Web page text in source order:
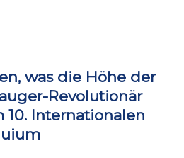
was die Höhe der
Revolutionär
10. Internationalen